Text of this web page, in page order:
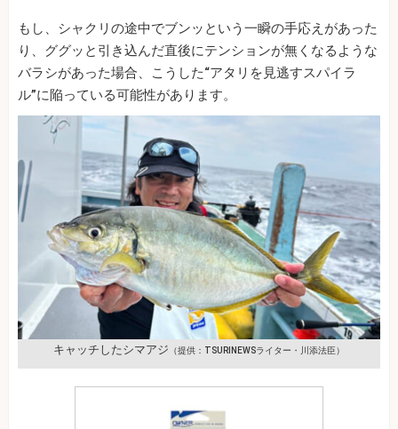
もし、シャクリの途中でブンッという一瞬の手応えがあった
り、ググッと引き込んだ直後にテンションが無くなるような
バラシがあった場合、こうした“アタリを見逃すスパイラ
ル”に陥っている可能性があります。
キャッチしたシマアジ （提供：TSURINEWSライター・川添法臣）